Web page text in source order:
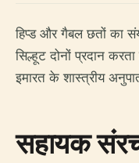
हिप्ड और गैबल छतों का
सिल्हूट दोनों प्रदान
इमारत के शास्त्रीय
सहायक